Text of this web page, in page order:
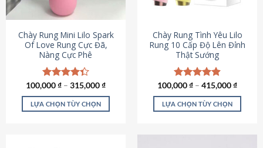
thể
chọn
trên
trang
sản
phẩm
Chày Rung Mini Lilo Spark
Of Love Rung Cực Đã,
Nàng Cực Phê
Được xếp
hạng4.33
5 sao
100,000₫ – 315,000₫
LỰA CHỌN TÙY CHỌN
Chày Rung Tình Yêu Lilo
Rung 10 Cấp Độ Lên Đỉnh
Thật Sướng
Được xếp
hạng4.94
5 sao
100,000₫ – 415,000₫
LỰA CHỌN TÙY CHỌN